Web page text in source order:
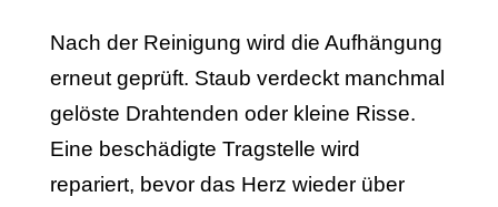
Nach der Reinigung wird die Aufhängung
erneut geprüft. Staub verdeckt manchmal
gelöste Drahtenden oder kleine Risse.
Eine beschädigte Tragstelle wird
repariert, bevor das Herz wieder über